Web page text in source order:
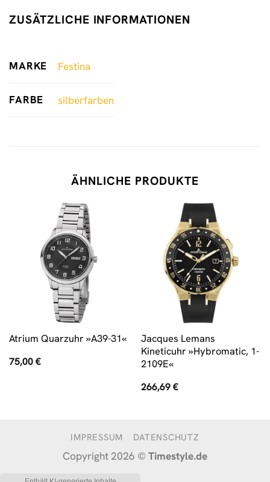
ZUSÄTZLICHE INFORMATIONEN
MARKE Festina
FARBE silberfarben
ÄHNLICHE PRODUKTE
Atrium Quarzuhr »A39-31«
75,00€
Jacques Lemans
Kineticuhr »Hybromatic, 1-
2109E«
266,69€
IMPRESSUM DATENSCHUTZ
Copyright 2026 ©Timestyle.de